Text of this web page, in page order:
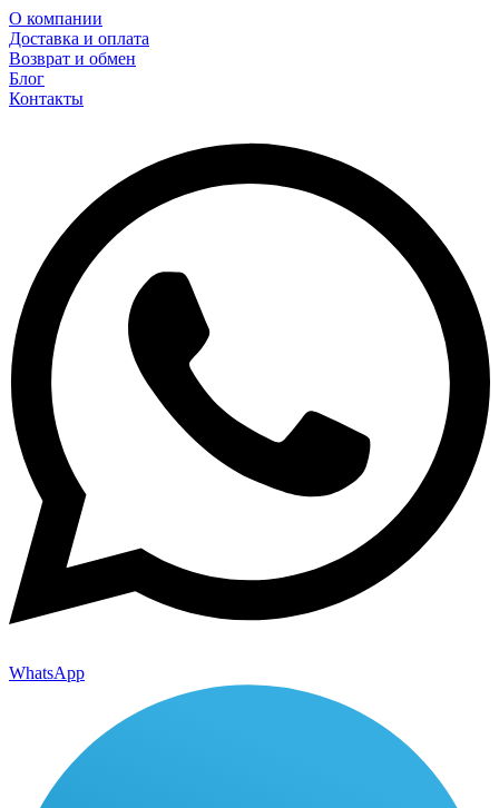
О компании
Доставка и оплата
Возврат и обмен
Блог
Контакты
WhatsApp